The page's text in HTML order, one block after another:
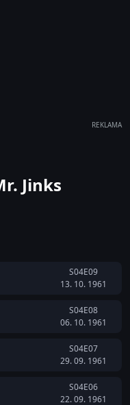
REKLAMA
Jinks
S04E09
13. 10. 1961
S04E08
06. 10. 1961
S04E07
29. 09. 1961
S04E06
22. 09. 1961